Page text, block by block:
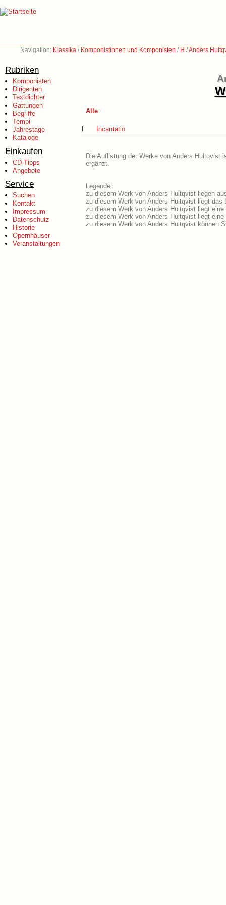
Navigation: Klassika / Komponistinnen und Komponisten / H /Anders
Rubriken
Komponisten
Dirigenten
Textdichter
Gattungen
Begriffe
Tempi
Jahrestage
Kataloge
Einkaufen
CD-Tipps
Angebote
Service
Suchen
Kontakt
Impressum
Datenschutz
Historie
Opernhäuser
Veranstaltungen
Alle
Incantatio
Die Auflistung der Werke von Anders
ergänzt.
Legende:
zu diesem Werk von Anders Hultqvist liegen
zu diesem Werk von Anders Hultqvist liegt das
zu diesem Werk von Anders Hultqvist liegt
zu diesem Werk von Anders Hultqvist liegt
zu diesem Werk von Anders Hultqvist können